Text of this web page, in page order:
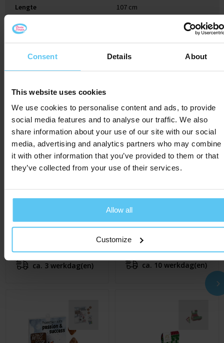
Consent Details About
This website uses cookies
We use cookies to personalise content and ads, to provide
social media features and to analyse our traffic. We also
share information about your use of our site with our social
media, advertising and analytics partners who may combine
it with other information that you’ve provided to them or that
they’ve collected from your use of their services.
Allow all
Customize
Lengte 107 cm
Gerelateerde producten
ChocoShape
Al vanaf € 9,79
ca. 3 werkdag(en)
Zakje Kerst
Al vanaf € 1,95
ca. 10 werkdag(en)